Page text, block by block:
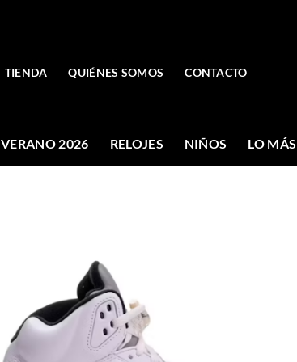
TIENDA QUIÉNES SOMOS CONTACTO
VERANO 2026 RELOJES NIÑOS LO